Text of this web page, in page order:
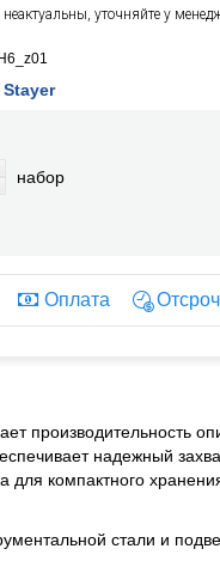
уточняйте у
Stayer
набор
Оплата
производительность
надежный
компактного
стали и